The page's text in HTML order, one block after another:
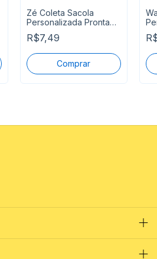
Zé Coleta Sacola
Personalizada Pronta
Entrega
R$7,49